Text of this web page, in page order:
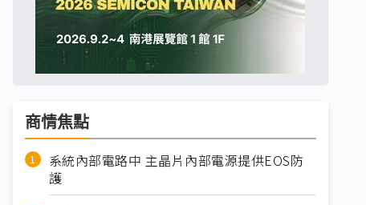
商情焦點
系統內部電路中 主晶片內部電源提供EOS防
護